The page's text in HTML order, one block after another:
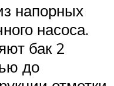
напорных
насоса.
бак 2
до